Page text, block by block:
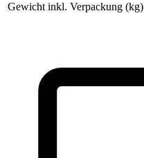
Gewicht inkl. Verpackung (kg)